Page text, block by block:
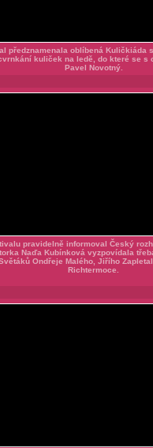
předznamenala oblíbená Kuličkiáda
kuliček na ledě, do které se s
Pavel Novotný.
pravidelně informoval Český
Naďa Kubínková vyzpovídala
Ondřeje Malého, Jiřího
Richtermoce.